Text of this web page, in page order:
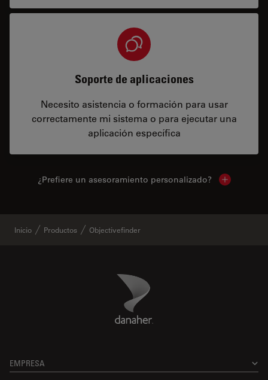
Soporte de aplicaciones
Necesito asistencia o formación para usar
correctamente mi sistema o para ejecutar una
aplicación específica
¿Prefiere un asesoramiento personalizado? Show local
Inicio Productos Objectivefinder
Danaher Logo
EMPRESA